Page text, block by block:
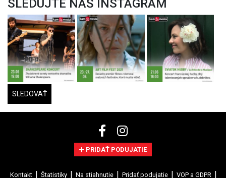
SLEDUJTE NÁŠ INSTAGRAM
SLEDOVAŤ
PRIDAŤ PODUJATIE
Kontakt Štatistiky Na stiahnutie Pridať podujatie VOP a GDPR